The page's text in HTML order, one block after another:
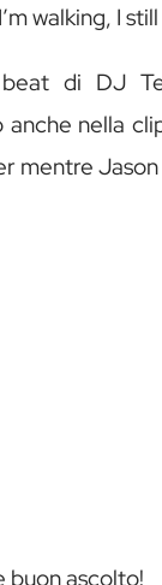
walking, I
di DJ
nella
mentre
buon ascolto!